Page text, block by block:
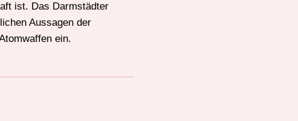
ist. Das Darmstädter
Aussagen der
ein.